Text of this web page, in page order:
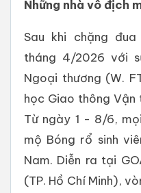
Những nhà vô địch
Sau khi chặng
tháng 4/2026 với
Ngoại thương (W.
học Giao thông Vận
Từ ngày 1 - 8/6,
mộ Bóng rổ sinh
Nam. Diễn ra tại
(TP. Hồ Chí Minh),